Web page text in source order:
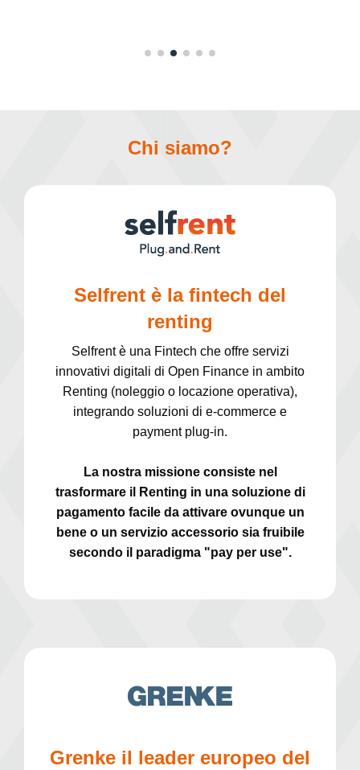
Chi siamo?
Selfrent è la fintech del
renting
Selfrent è una Fintech che offre servizi
innovativi digitali di Open Finance in ambito
Renting (noleggio o locazione operativa),
integrando soluzioni di e-commerce e
payment plug-in.
La nostra missione consiste nel
trasformare il Renting in una soluzione di
pagamento facile da attivare ovunque un
bene o un servizio accessorio sia fruibile
secondo il paradigma "pay per use".
Grenke il leader europeo del